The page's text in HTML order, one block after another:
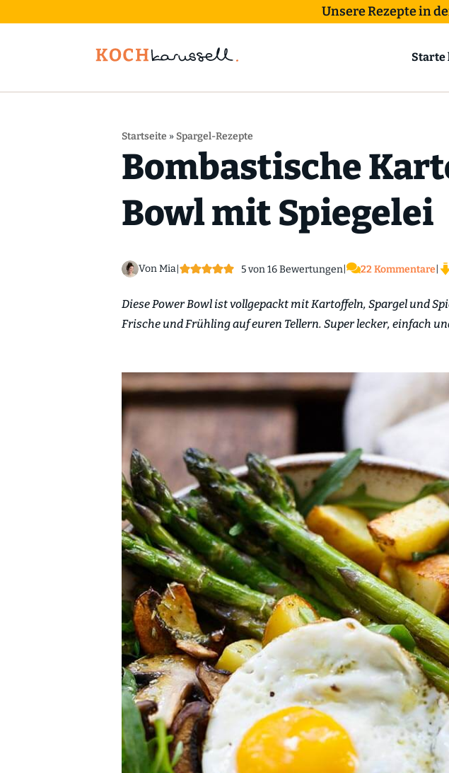
Unsere Rezepte in
Starte
Startseite » Spargel-Rezepte
Bombastische
Bowl mit Spiegelei
Von Mia 5von16Bewertungen| 22 Kommentare
Diese Power Bowl ist vollgepackt mit Kartoffeln, Spargel und
Frische und Frühling auf euren Tellern. Super lecker, einfach